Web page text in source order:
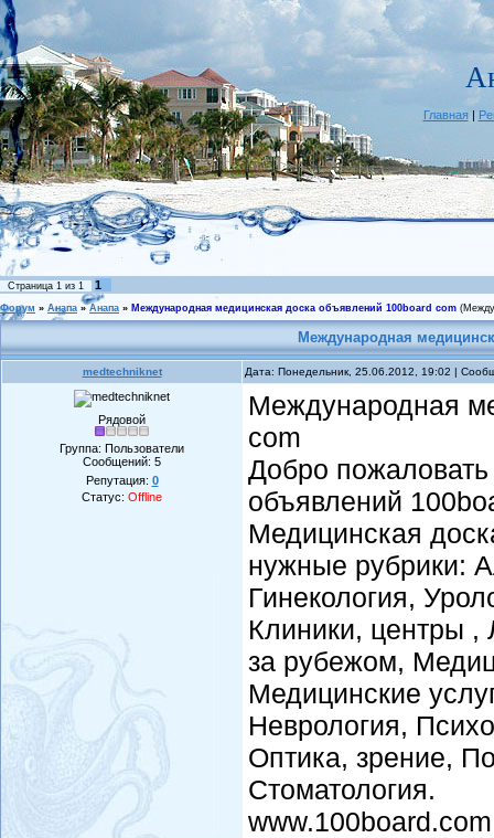
Главная |
Страница 1 из 1 1
Форум » Анапа » Анапа » Международная медицинская доска объявлений 100board com
Международная
medtechniknet Дата: Понедельник, 25.06.2012, 19:02 |
Рядовой
Группа: Пользователи
Сообщений: 5
Репутация: 0
Статус: Offline
Международная
com
Добро
объявлений
Медицинская
нужные рубрики:
Гинекология,
Клиники, центры ,
за рубежом,
Медицинские
Неврология,
Оптика, зрение,
Стоматология.
www.100board.com